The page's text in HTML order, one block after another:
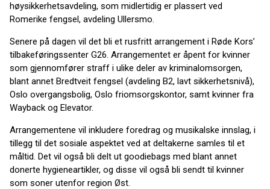
høysikkerhetsavdeling, som midlertidig er plassert ved
Romerike fengsel, avdeling Ullersmo.
Senere på dagen vil det bli et rusfritt arrangement i Røde Kors’
tilbakeføringssenter G26. Arrangementet er åpent for kvinner
som gjennomfører straff i ulike deler av kriminalomsorgen,
blant annet Bredtveit fengsel (avdeling B2, lavt sikkerhetsnivå),
Oslo overgangsbolig, Oslo friomsorgskontor, samt kvinner fra
Wayback og Elevator.
Arrangementene vil inkludere foredrag og musikalske innslag, i
tillegg til det sosiale aspektet ved at deltakerne samles til et
måltid. Det vil også bli delt ut goodiebags med blant annet
donerte hygieneartikler, og disse vil også bli sendt til kvinner
som soner utenfor region Øst.